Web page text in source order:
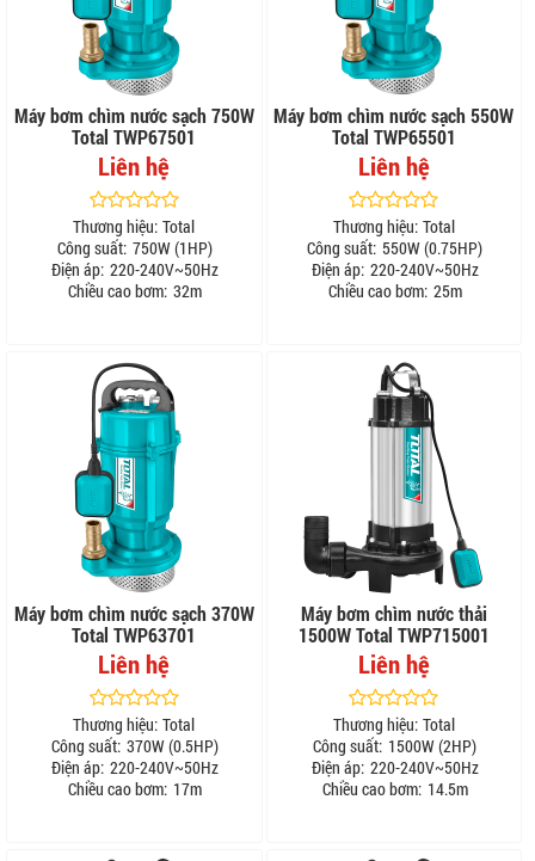
Máy bơm chìm nước sạch 750W
Total TWP67501
Liên hệ
Thương hiệu: Total
Công suất: 750W (1HP)
Điện áp: 220-240V~50Hz
Chiều cao bơm: 32m
Máy bơm chìm nước sạch 550W
Total TWP65501
Liên hệ
Thương hiệu: Total
Công suất: 550W (0.75HP)
Điện áp: 220-240V~50Hz
Chiều cao bơm: 25m
Máy bơm chìm nước sạch 370W
Total TWP63701
Liên hệ
Thương hiệu: Total
Công suất: 370W (0.5HP)
Điện áp: 220-240V~50Hz
Chiều cao bơm: 17m
Máy bơm chìm nước thải
1500W Total TWP715001
Liên hệ
Thương hiệu: Total
Công suất: 1500W (2HP)
Điện áp: 220-240V~50Hz
Chiều cao bơm: 14.5m